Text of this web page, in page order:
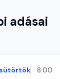
adásai
8:00